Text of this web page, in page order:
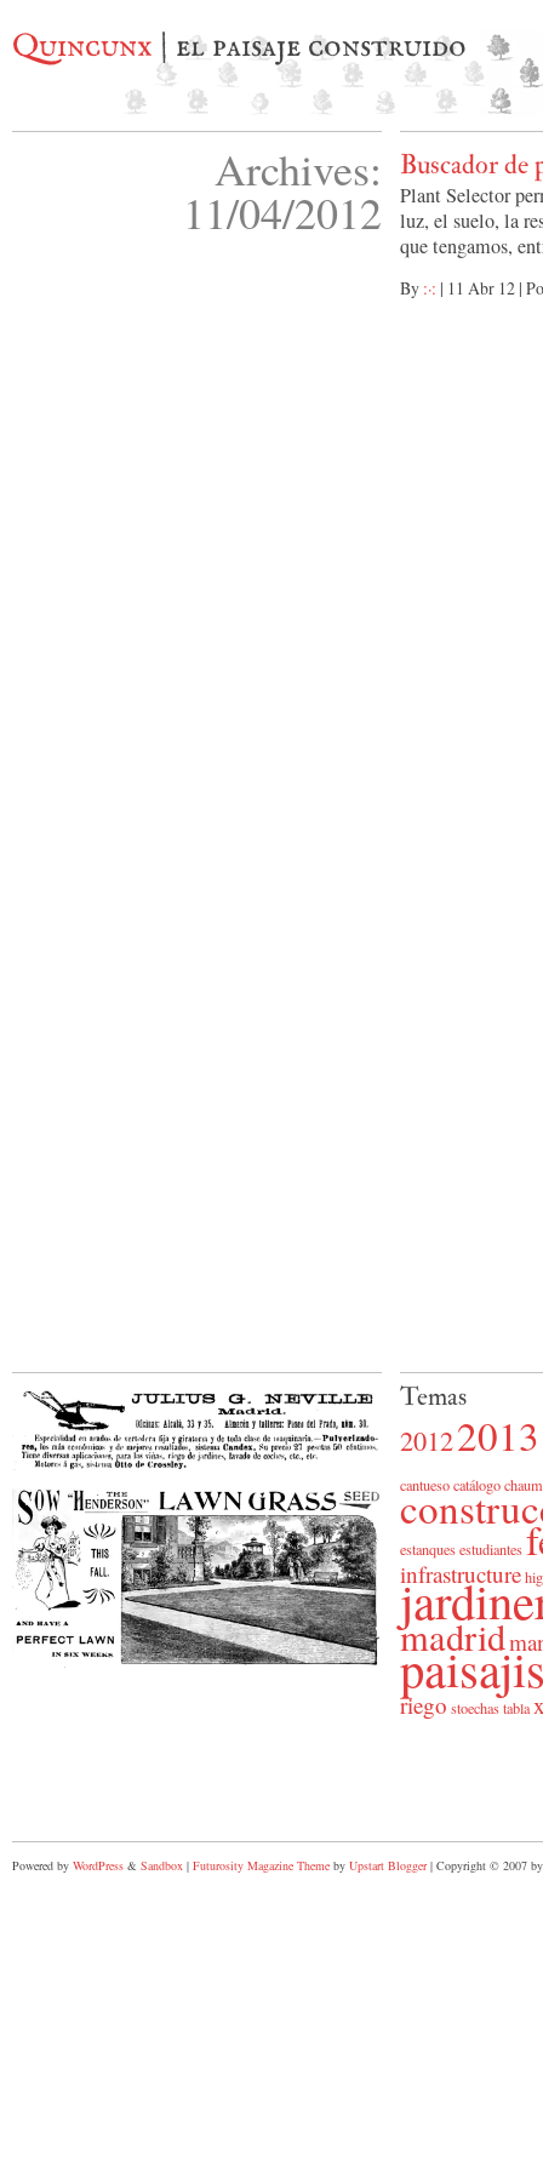
Quincunx | el paisaje construido
Archives:
11/04/2012
Buscador de
Plant Selector
luz, el suelo, la
que tengamos,
By :·: | 11 Abr 12 |
Temas
20122013
cantuesocatálogo
estanquesestudiantes
infrastructure
madrid
riego stoechastabla
Powered by WordPress & Sandbox | Futurosity Magazine Theme by Upstart Blogger| Copyright © 2007 by